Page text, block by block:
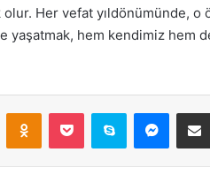
Her vefat yıldönümünde, o
yaşatmak, hem kendimiz hem
Odnoklassniki
Pocket Skype